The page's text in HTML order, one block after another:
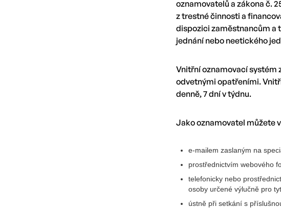
oznamovatelů a zákona č.
z trestné činnosti a
dispozici zaměstnancům a
jednání nebo neetického
Vnitřní oznamovací systém
odvetnými opatřeními.
denně, 7 dní v týdnu.
Jako oznamovatel můžete
e-mailem zaslaným na
prostřednictvím webového
telefonicky nebo
osoby určené výlučně pro
ústně při setkání s